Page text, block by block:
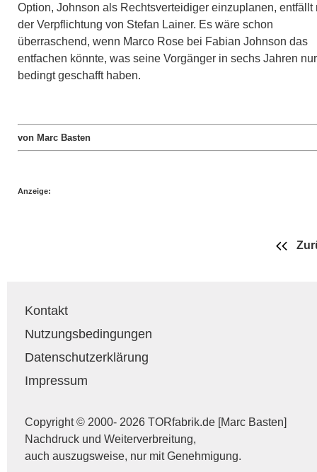
Option, Johnson als Rechtsverteidiger einzuplanen, entfällt
der Verpflichtung von Stefan Lainer. Es wäre schon
überraschend, wenn Marco Rose bei Fabian Johnson das
entfachen könnte, was seine Vorgänger in sechs Jahren nur
bedingt geschafft haben.
von Marc Basten
Anzeige:
Kontakt
Nutzungsbedingungen
Datenschutzerklärung
Impressum
Copyright © 2000- 2026 TORfabrik.de [Marc Basten]
Nachdruck und Weiterverbreitung,
auch auszugsweise, nur mit Genehmigung.